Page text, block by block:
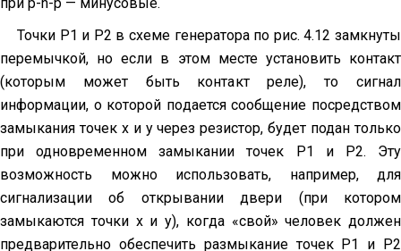
Точки Р1 и Р2 в схеме генератора по рис. 4.12 замкнуты
перемычкой, но если в этом месте установить контакт
(которым может быть контакт реле), то сигнал
информации, о которой по­дается сообщение посредством
замыкания точек х и у через ре­зистор, будет подан только
при одновременном замыкании точек Р1 и Р2. Эту
возможность можно использовать, например, для
сигнализации об открывании двери (при котором
замыкаются точки х и у), когда «свой» человек должен
предварительно обеспе­чить размыкание точек Р1 и Р2